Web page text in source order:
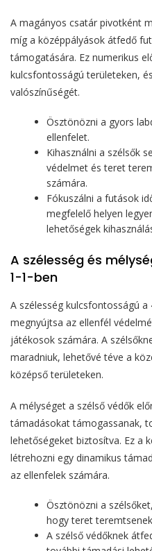
A magányos csatár pivotként
míg a középpályások átfedő
támogatására. Ez numerikus
kulcsfontosságú területeken,
valószínűségét.
Ösztönözni a gyors
ellenfelet.
Kihasználni a szélsők
védelmet és teret
számára.
Fókuszálni a futások
megfelelő helyen
lehetőségek
A szélesség és
1-1-ben
A szélesség kulcsfontosságú
megnyújtsa az ellenfél
játékosok számára. A
maradniuk, lehetővé téve a
középső területeken.
A mélységet a szélső védők
támadásokat támogassanak,
lehetőségeket biztosítva. Ez a
létrehozni egy dinamikus
az ellenfelek számára.
Ösztönözni a
hogy teret
A szélső védőknek